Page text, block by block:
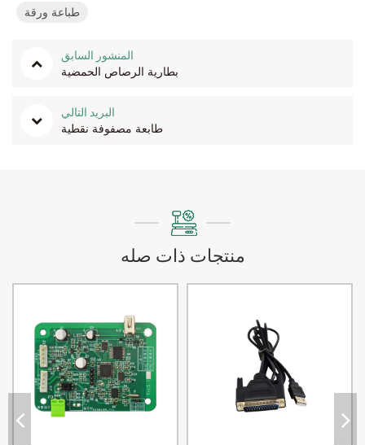
طباعة ورقة
المنشور السابق
بطارية الرصاص الحمضية
البريد التالي
طابعة مصفوفة نقطية
منتجات ذات صله